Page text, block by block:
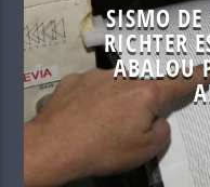
SISMO
RICHTER
ABALOU